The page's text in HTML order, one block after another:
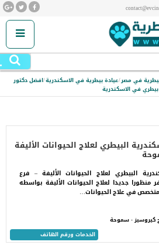
في مصر/عيادة بيطرية في الاسكندرية/افضل دكتور
بيطري في الاسكندرية
الخدمات ورقم الهاتف
البيطري لعلاج الحيوانات الأليفة
البيطري لعلاج الحيوانات الأليفة – فرع
جديدا لعلاج الحيوانات الأليفة بواسطه
في علاج الحيوانات…
كيروسيز - سموحة